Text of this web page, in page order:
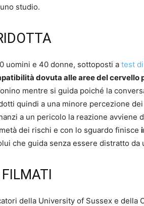
studio.
uomini e 40 donne, sottoposti a test
dovuta alle aree del cervello
mentre si guida poiché la
quindi a una minore percezione
a un pericolo la reazione avviene
dei rischi e con lo sguardo finisce
che guida senza essere distratto da
della University of Sussex e della